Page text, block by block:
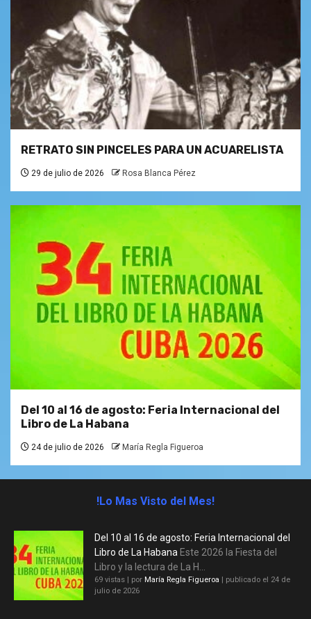
RETRATO SIN PINCELES PARA UN ACUARELISTA
29 de julio de 2026 Rosa Blanca Pérez
Del 10 al 16 de agosto: Feria Internacional del
Libro de La Habana
24 de julio de 2026 María Regla Figueroa
!Lo Mas Visto del Mes!
Del 10 al 16 de agosto: Feria Internacional del
Libro de La Habana Este 2026 la Fiesta del
Libro y la lectura de La H...
69 vistas por María Regla Figueroa
publicado el 24 de
julio de 2026